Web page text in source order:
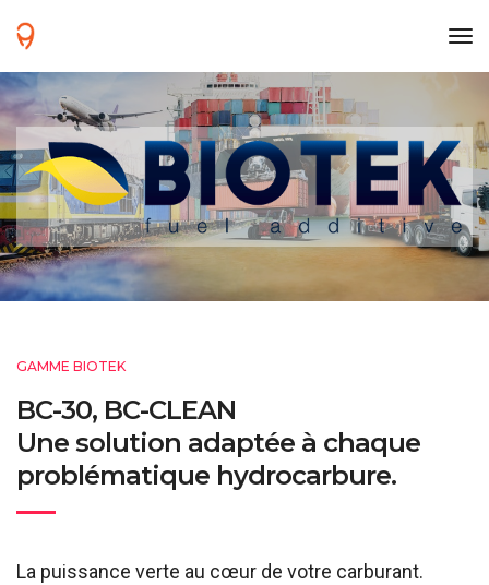
GAMME BIOTEK
BC-30, BC-CLEAN
Une solution adaptée à chaque
problématique hydrocarbure.
La puissance verte au cœur de votre carburant.